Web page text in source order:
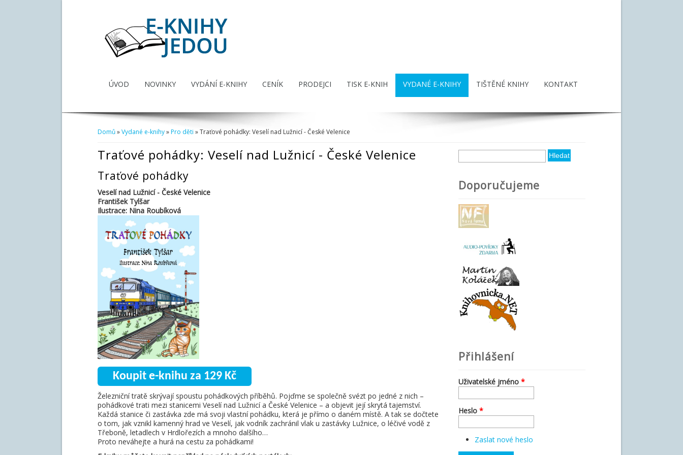
ÚVOD NOVINKY VYDÁNÍ E-KNIHY CENÍK PRODEJCI TISK E-KNIH VYDANÉ E-KNIHY TIŠTĚNÉ KNIHY KONTAKT
Domů»Vydané e-knihy»Pro děti » Traťové pohádky: Veselí nad Lužnicí - České Velenice
Traťové pohádky: Veselí nad Lužnicí - České Velenice
Traťové pohádky
Veselí nad Lužnicí - České Velenice
František Tylšar
Ilustrace: Nina Roubíková
Koupit e-knihu za 129 Kč
Železniční tratě skrývají spoustu pohádkových příběhů. Pojďme se společně svézt po jedné z nich –
pohádkové trati mezi stanicemi Veselí nad Lužnicí a České Velenice – a objevit její skrytá tajemství.
Každá stanice či zastávka zde má svoji vlastní pohádku, která je přímo o daném místě. A tak se dočtete
o tom, jak vznikl kamenný hrad ve Veselí, jak vodník zachránil vlak u zastávky Lužnice, o léčivé vodě z
Třeboně, letadlech v Hrdlořezích a mnoho dalšího…
Proto neváhejte a hurá na cestu za pohádkami!
Vyhledávání
Hledat
Doporučujeme
Přihlášení
Uživatelské jméno *
Heslo *
Zaslat nové heslo